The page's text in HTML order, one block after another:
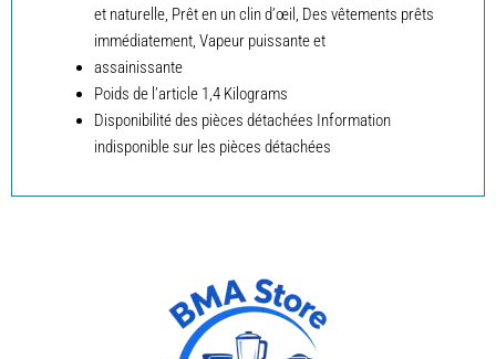
et naturelle, Prêt en un clin d’œil, Des vêtements prêts
immédiatement, Vapeur puissante et
assainissante
Poids de l’article ‎1,4 Kilograms
Disponibilité des pièces détachées ‎Information
indisponible sur les pièces détachées